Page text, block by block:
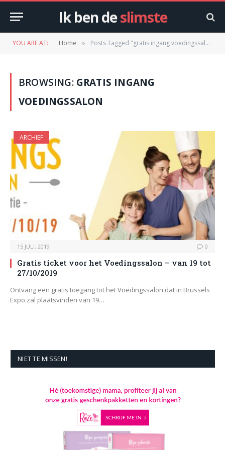
Ik ben deslimste
YOU ARE AT: Home » Posts Tagged "gratis ingang voedingssalon"
BROWSING: GRATIS INGANG
VOEDINGSSALON
ARCHIEF
15 JULI, 2019 0
Gratis ticket voor het Voedingssalon – van 19 tot
27/10/2019
Ontvang een gratis toegang tot het Voedingssalon dat in Brussels
Expo zal plaatsvinden van 19…
NIET TE MISSEN!